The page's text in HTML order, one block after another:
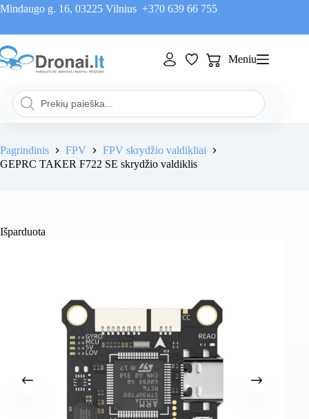
Skip
Mindaugo g. 16, 03225 Vilnius +370 639 66 755
PirkiniųMeniu
Products
search
Pagrindinis FPV
FPV skrydžio valdikliai
GEPRC TAKER F722 SE skrydžio valdiklis
Išparduota